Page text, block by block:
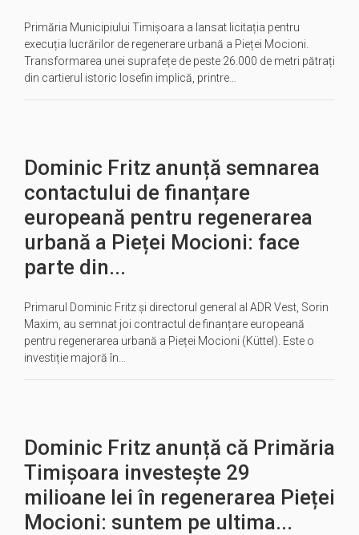
Primăria Municipiului Timișoara a lansat licitația pentru
execuția lucrărilor de regenerare urbană a Pieței Mocioni.
Transformarea unei suprafețe de peste 26.000 de metri pătrați
din cartierul istoric Iosefin implică, printre…
Dominic Fritz anunță semnarea
contactului de finanțare
europeană pentru regenerarea
urbană a Pieței Mocioni: face
parte din...
Primarul Dominic Fritz și directorul general al ADR Vest, Sorin
Maxim, au semnat joi contractul de finanțare europeană
pentru regenerarea urbană a Pieței Mocioni (Küttel). Este o
investiție majoră în…
Dominic Fritz anunță că Primăria
Timișoara investește 29
milioane lei în regenerarea Pieței
Mocioni: suntem pe ultima...